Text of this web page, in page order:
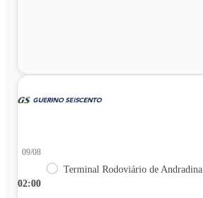
02:00
09/08
Terminal Rodoviário de Andradina